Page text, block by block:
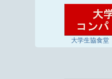
大学生協食堂